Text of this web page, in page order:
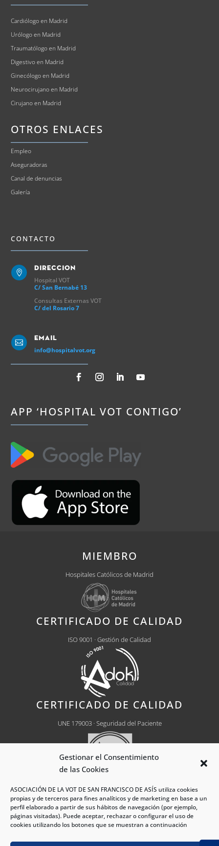
Gestionar el Consentimiento
de las Cookies
ASOCIACIÓN DE LA VOT DE SAN FRANCISCO DE ASÍS utiliza cookies
propias y de terceros para fines analíticos y de marketing en base a un
perfil elaborado a partir de sus hábitos de navegación (por ejemplo,
páginas visitadas). Puede aceptar, rechazar o configurar el uso de
cookies utilizando los botones que se muestran a continuación
Cardiólogo en Madrid
Urólogo en Madrid
Traumatólogo en Madrid
Digestivo en Madrid
Ginecólogo en Madrid
Neurocirujano en Madrid
Cirujano en Madrid
OTROS ENLACES
Empleo
Aseguradoras
Canal de denuncias
Galería
CONTACTO

Direccion
Hospital VOT
C/ San Bernabé 13
Consultas Externas VOT
C/ del Rosario 7

Email
info@hospitalvot.org
APP ‘HOSPITAL VOT CONTIGO’
MIEMBRO
Hospitales Católicos de Madrid
CERTIFICADO DE CALIDAD
ISO 9001 · Gestión de Calidad
CERTIFICADO DE CALIDAD
UNE 179003 · Seguridad del Paciente
Centro Médico AutorizadoNº CH0030
®Hospital VOT Madrid 2026 - Todos los derechos